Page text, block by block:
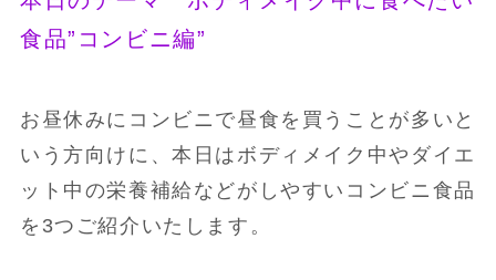
食品”コンビニ編”
お昼休みにコンビニで昼食を買うことが多いと
いう方向けに、本日はボディメイク中やダイエ
ット中の栄養補給などがしやすいコンビニ食品
を3つご紹介いたします。